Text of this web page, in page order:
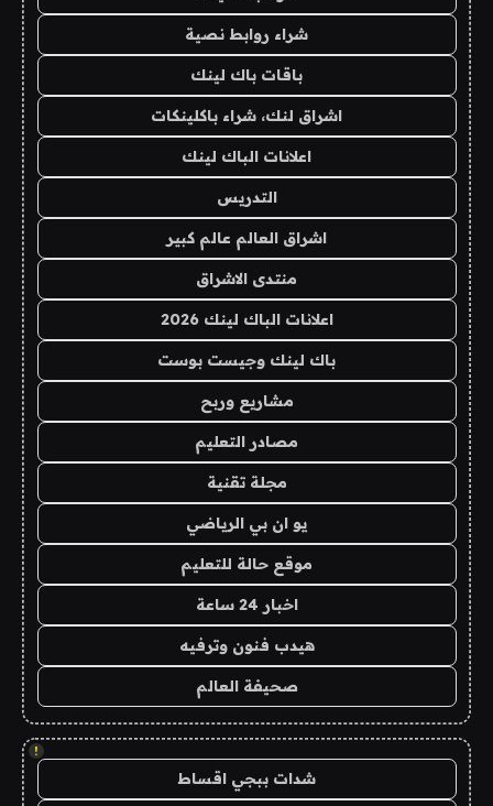
شراء روابط نصية
باقات باك لينك
اشراق لنك، شراء باكلينكات
اعلانات الباك لينك
التدريس
اشراق العالم عالم كبير
منتدى الاشراق
اعلانات الباك لينك 2026
باك لينك وجيست بوست
مشاريع وربح
مصادر التعليم
مجلة تقنية
يو ان بي الرياضي
موقع حالة للتعليم
اخبار 24 ساعة
هيدب فنون وترفيه
صحيفة العالم
!
شدات ببجي اقساط